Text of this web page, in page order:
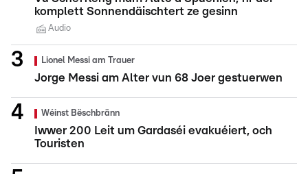
komplett Sonnendäischtert ze gesinn
Audio
Lionel Messi am Trauer
Jorge Messi am Alter vun 68 Joer gestuerwen
Wéinst Bëschbränn
Iwwer 200 Leit um Gardaséi evakuéiert, och
Touristen